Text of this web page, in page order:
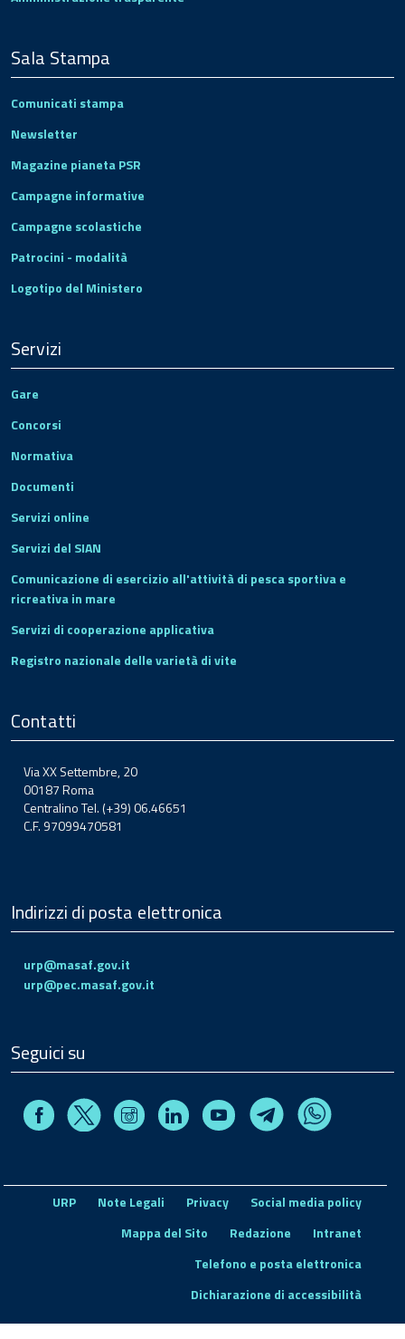
Sala Stampa
Comunicati stampa
Newsletter
Magazine pianeta PSR
Campagne informative
Campagne scolastiche
Patrocini - modalità
Logotipo del Ministero
Servizi
Gare
Concorsi
Normativa
Documenti
Servizi online
Servizi del SIAN
Comunicazione di esercizio all'attività di pesca sportiva e
ricreativa in mare
Servizi di cooperazione applicativa
Registro nazionale delle varietà di vite
Contatti
Via XX Settembre, 20
00187 Roma
Centralino Tel. (+39) 06.46651
C.F. 97099470581
Indirizzi di posta elettronica
urp@masaf.gov.it
urp@pec.masaf.gov.it
Seguici su
FacebookX InstagramLinkedin Youtube TelegramWhatsapp
URP Note Legali Privacy
Social media policy
Mappa del Sito
Redazione
Intranet
Telefono e posta elettronica
Dichiarazione di accessibilità